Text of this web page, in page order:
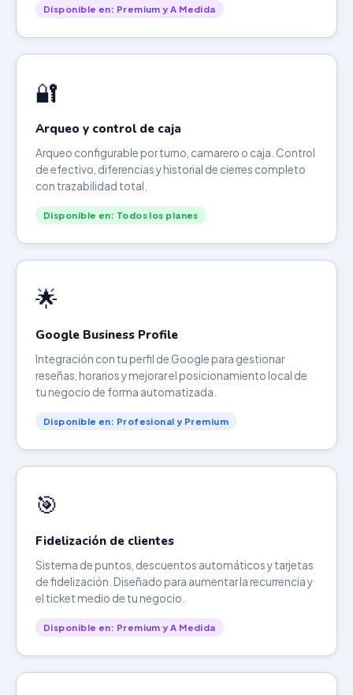
Disponible en: Premium y A Medida
🔐
Arqueo y control de caja
Arqueo configurable por turno, camarero o caja. Control
de efectivo, diferencias y historial de cierres completo
con trazabilidad total.
Disponible en: Todos los planes
🌟
Google Business Profile
Integración con tu perfil de Google para gestionar
reseñas, horarios y mejorar el posicionamiento local de
tu negocio de forma automatizada.
Disponible en: Profesional y Premium
🎯
Fidelización de clientes
Sistema de puntos, descuentos automáticos y tarjetas
de fidelización. Diseñado para aumentar la recurrencia y
el ticket medio de tu negocio.
Disponible en: Premium y A Medida